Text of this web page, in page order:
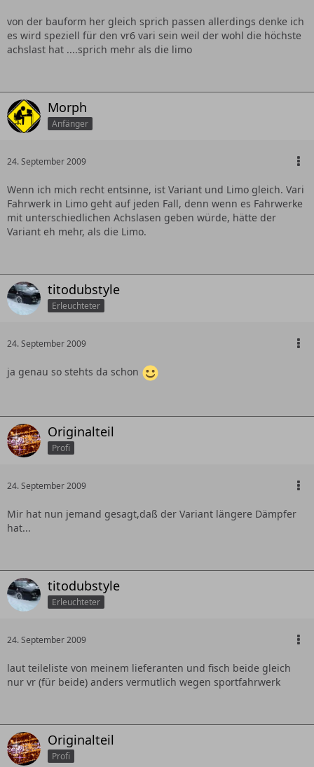
von der bauform her gleich sprich passen allerdings denke ich
es wird speziell für den vr6 vari sein weil der wohl die höchste
achslast hat ....sprich mehr als die limo
Morph
Anfänger
24. September 2009
Wenn ich mich recht entsinne, ist Variant und Limo gleich. Vari
Fahrwerk in Limo geht auf jeden Fall, denn wenn es Fahrwerke
mit unterschiedlichen Achslasen geben würde, hätte der
Variant eh mehr, als die Limo.
titodubstyle
Erleuchteter
24. September 2009
ja genau so stehts da schon
Originalteil
Profi
24. September 2009
Mir hat nun jemand gesagt,daß der Variant längere Dämpfer
hat...
titodubstyle
Erleuchteter
24. September 2009
laut teileliste von meinem lieferanten und fisch beide gleich
nur vr (für beide) anders vermutlich wegen sportfahrwerk
Originalteil
Profi